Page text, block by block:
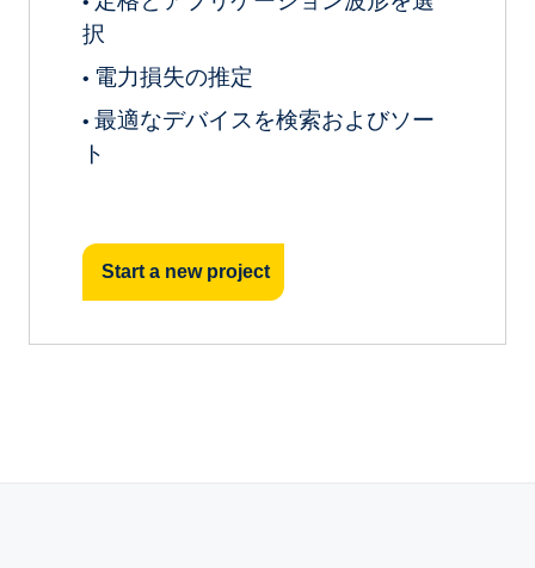
択
• 電力損失の推定
• 最適なデバイスを検索およびソー
ト
Start a new project